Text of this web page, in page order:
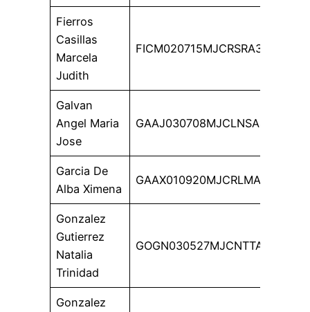
Fierros
Casillas
Marcela
Judith
FICM020715MJCRSRA3
Galvan
Angel Maria
Jose
GAAJ030708MJCLNSA4
Garcia De
Alba Ximena
GAAX010920MJCRLMA9
Gonzalez
Gutierrez
Natalia
Trinidad
GOGN030527MJCNTTA3
Gonzalez